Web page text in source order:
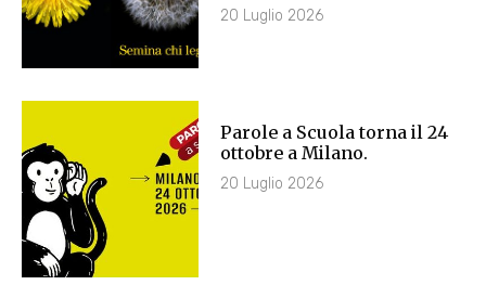
20 Luglio 2026
Parole a Scuola torna il 24
ottobre a Milano.
20 Luglio 2026